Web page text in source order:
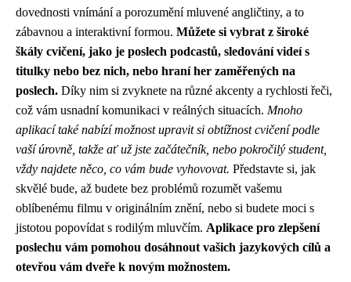
dovednosti vnímání a porozumění mluvené angličtiny, a to
zábavnou a interaktivní formou. Můžete si vybrat z široké
škály cvičení, jako je poslech podcastů, sledování videí s
titulky nebo bez nich, nebo hraní her zaměřených na
poslech. Díky nim si zvyknete na různé akcenty a rychlosti řeči,
což vám usnadní komunikaci v reálných situacích. Mnoho
aplikací také nabízí možnost upravit si obtížnost cvičení podle
vaší úrovně, takže ať už jste začátečník, nebo pokročilý student,
vždy najdete něco, co vám bude vyhovovat. Představte si, jak
skvělé bude, až budete bez problémů rozumět vašemu
oblíbenému filmu v originálním znění, nebo si budete moci s
jistotou popovídat s rodilým mluvčím. Aplikace pro zlepšení
poslechu vám pomohou dosáhnout vašich jazykových cílů a
otevřou vám dveře k novým možnostem.